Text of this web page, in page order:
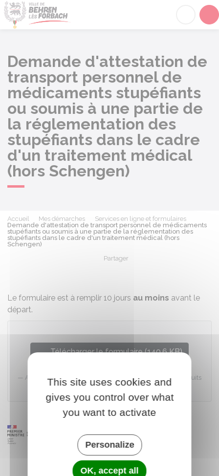
Demande d'attestation de
transport personnel de
médicaments stupéfiants
ou soumis à une partie de
la réglementation des
stupéfiants dans le cadre
d'un traitement médical
(hors Schengen)
Accueil Mes démarches
Services en ligne et formulaires
Demande d'attestation de transport personnel de médicaments
stupéfiants ou soumis à une partie de la réglementation des
stupéfiants dans le cadre d'un traitement médical (hors
Schengen)
Partager
Le formulaire est à remplir 10 jours au moins avant le
départ.
Télécharger le formulaire (140.6 KB)
Agence nationale de sécurité du médicament et des produits
de santé (ANSM)
This site uses cookies and
gives you control over what
you want to activate
Personalize
OK, accept all